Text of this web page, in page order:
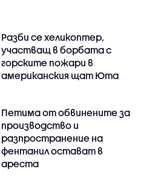
Разби се хеликоптер,
участващ в борбата с
горските пожари в
американския щат Юта
Петима от обвинените за
производство и
разпространение на
фентанил остават в
ареста